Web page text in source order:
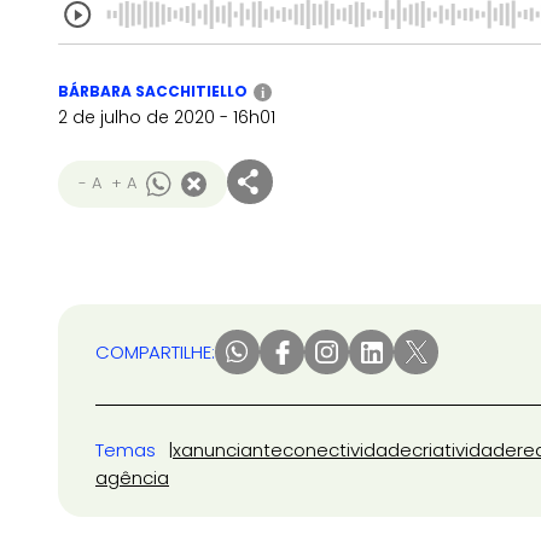
BÁRBARA SACCHITIELLO i
2 de julho de 2020 - 16h01
- A + A
COMPARTILHE:
Temas xanuncianteconectividadecriatividade
agência